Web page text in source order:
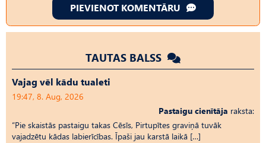
PIEVIENOT KOMENTĀRU
TAUTAS BALSS
Vajag vēl kādu tualeti
19:47, 8. Aug, 2026
Pastaigu cienītāja raksta:
“Pie skaistās pastaigu takas Cēsīs, Pirtupītes graviņā tuvāk
vajadzētu kādas labierīcības. Īpaši jau karstā laikā […]